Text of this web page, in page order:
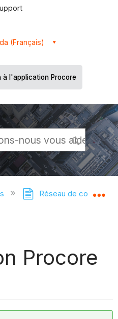
(Français)
à l'application Procore
la hiérarchie
Réseau de
Procore